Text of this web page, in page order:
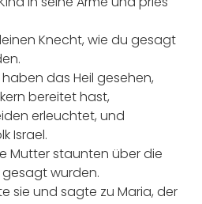
Knecht, wie du gesagt
das Heil gesehen,
bereitet hast,
erleuchtet, und
Israel.
Mutter staunten über die
wurden.
sie und sagte zu Maria, der